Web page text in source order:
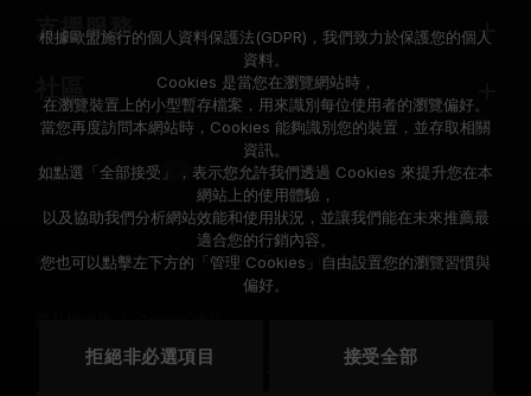
支援服務
© 2026 Team Group Inc. All Rights Reserved.
美國
根據歐盟施行的個人資料保護法(GDPR)，我們致力於保護您的個人
資料。
Cookies 是當您在瀏覽網站時，
在瀏覽裝置上的小型暫存檔案，用來識別每位使用者的瀏覽偏好。
當您再度訪問本網站時，Cookies 能夠識別您的裝置，並存取相關
資訊。
如點選「全部接受」，表示您允許我們透過 Cookies 來提升您在本
網站上的使用體驗，
以及協助我們分析網站效能和使用狀況，並讓我們能在未來推薦最
適合您的行銷內容。
您也可以點擊左下方的「管理 Cookies」自由設置您的瀏覽習慣與
偏好。
拒絕非必選項目 接受全部